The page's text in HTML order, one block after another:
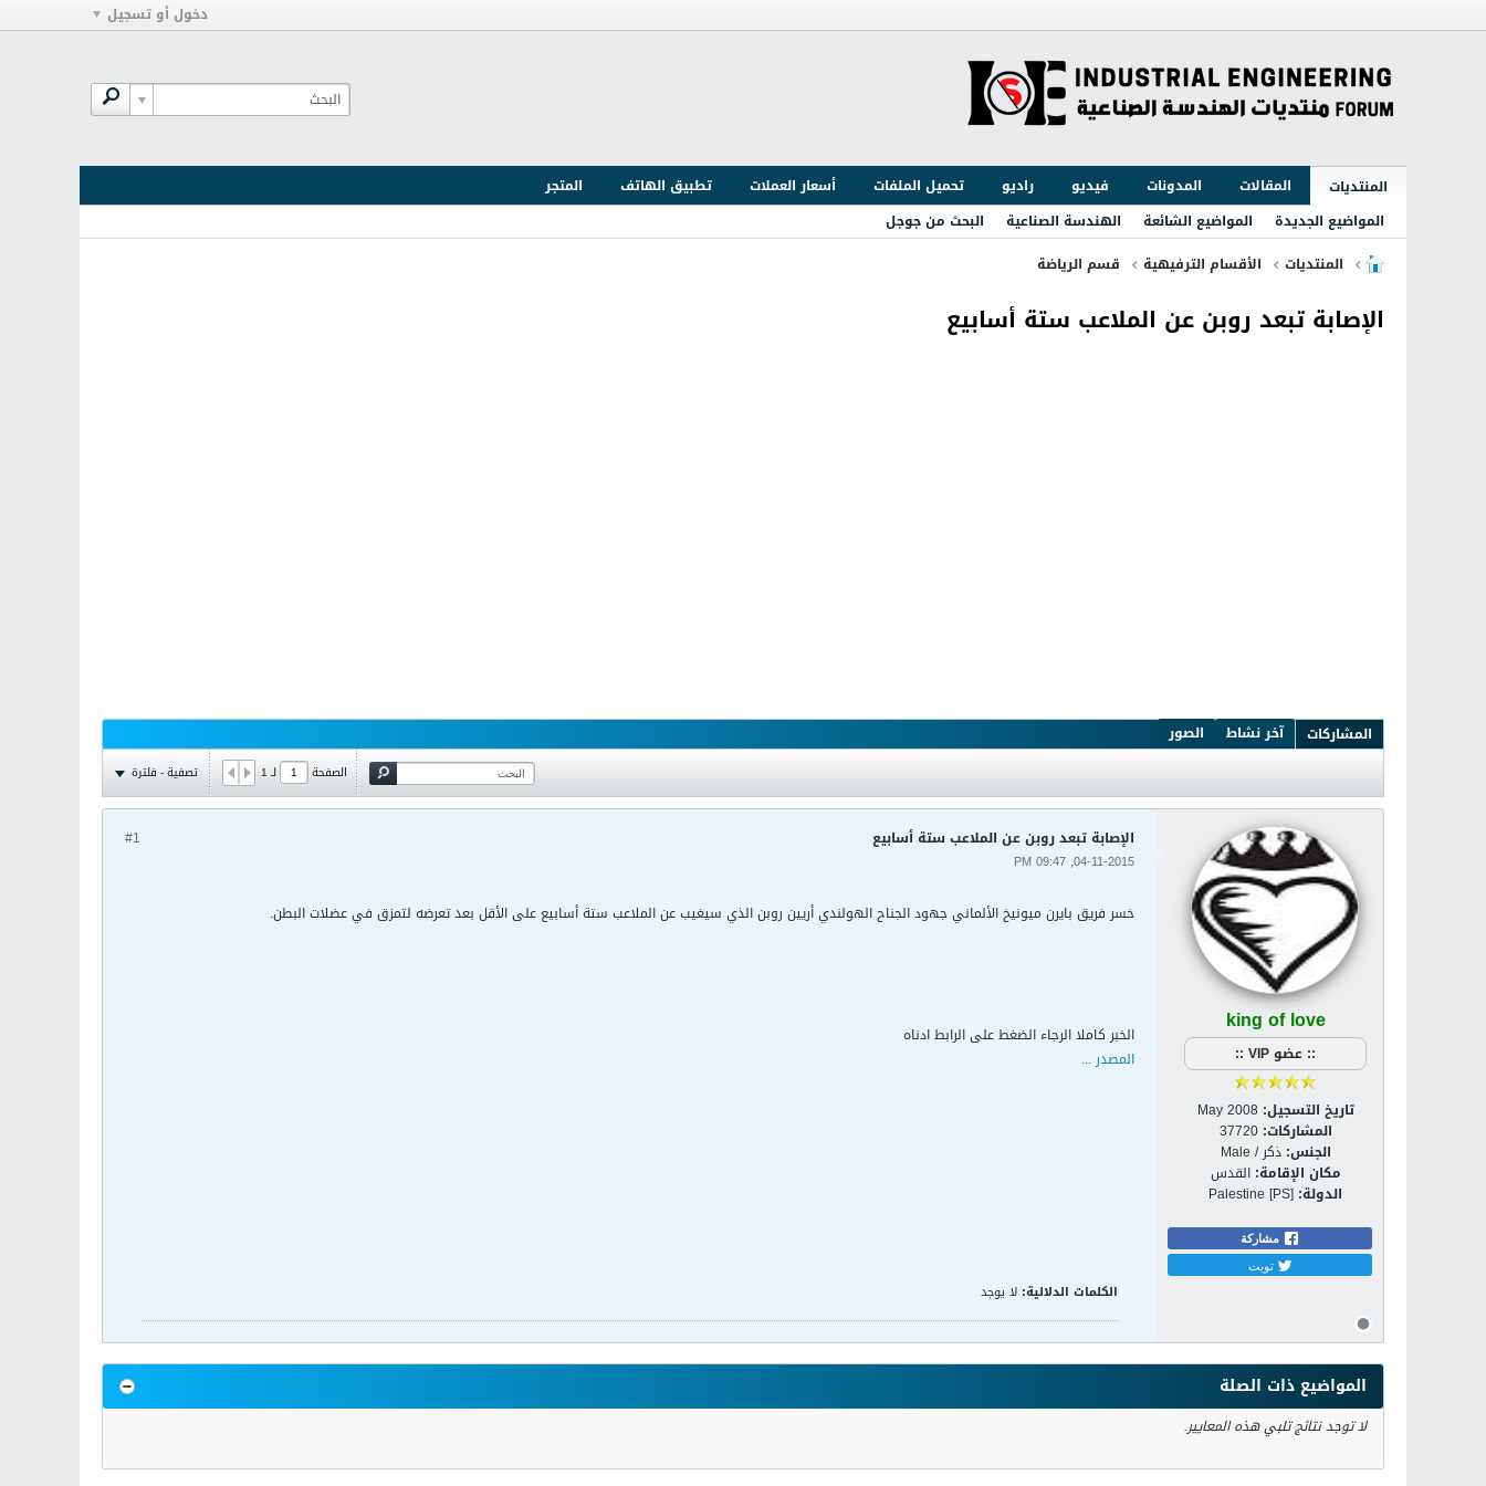
دخول أو تسجيل
المنتديات المقالات المدونات فيديو راديو تحميل الملفات أسعار العملات تطبيق الهاتف
المتجر
المواضيع الجديدة
المواضيع الشائعة الهندسة الصناعية
البحث من جوجل
المنتديات
الأقسام الترفيهية قسم الرياضة
الإصابة تبعد روبن عن الملاعب ستة أسابيع
المشاركات آخر نشاط الصور
الصفحة لـ1 تصفية - فلترة
king of love
:: عضو VIP ::
تاريخ التسجيل: May 2008
المشاركات: 37720
الجنس: ذكر / Male
مكان الإقامة: القدس
الدولة: Palestine [PS]
مشاركة
تويت
#1 الإصابة تبعد روبن عن الملاعب ستة أسابيع
04-11-2015, 09:47 PM
خسر فريق بايرن ميونيخ الألماني جهود الجناح الهولندي أريين روبن الذي سيغيب عن الملاعب ستة أسابيع على الأقل بعد تعرضه لتمزق في عضلات البطن.
الخبر كاملا الرجاء الضغط على الرابط ادناه
المصدر ...
الكلمات الدلالية: لا يوجد
المواضيع ذات الصلة
لا توجد نتائج تلبي هذه المعايير.